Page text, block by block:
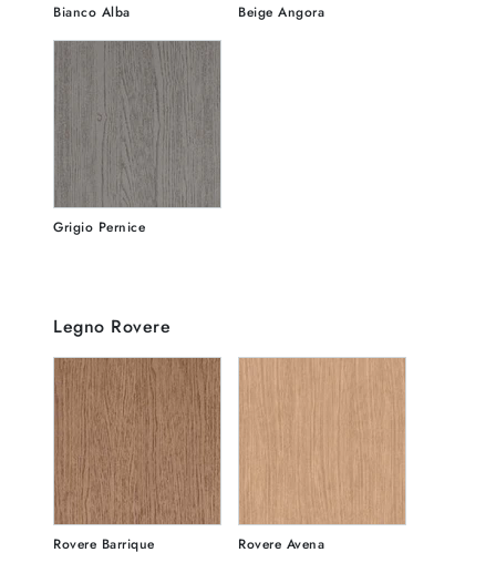
Bianco Alba Beige Angora
Grigio Pernice
Legno Rovere
Rovere Barrique Rovere Avena